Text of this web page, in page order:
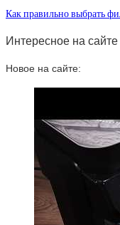
Как правильно выбрать
Интересное на сайте
Новое на сайте: